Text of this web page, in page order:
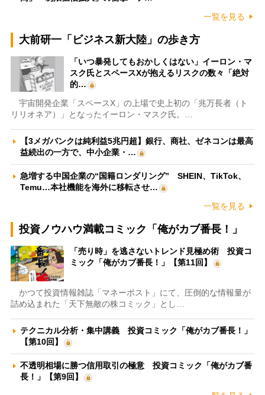
一覧を見る
大前研一「ビジネス新大陸」の歩き方
「いつ暴発してもおかしくはない」イーロン・マ
スク氏とスペースXが抱えるリスクの数々「絶対
的…
宇宙開発企業「スペースX」の上場で史上初の「兆万長者（ト
リリオネア）」となったイーロン・マスク氏。…
【3メガバンクは純利益5兆円超】銀行、商社、ゼネコンは最高
益続出の一方で、中小企業・…
急増する中国企業の“国籍ロンダリング” SHEIN、TikTok、
Temu…本社機能を海外に移転させ…
一覧を見る
投資ノウハウ満載コミック「俺がカブ番長！」
「売り時」を逃さないトレンド見極め術 投資コ
ミック「俺がカブ番長！」【第11回】
かつて投資情報雑誌「マネーポスト」にて、圧倒的な情報量が
詰め込まれた「天下無敵の株コミック」とし…
テクニカル分析・集中講義 投資コミック「俺がカブ番長！」
【第10回】
不透明相場に勝つ信用取引の極意 投資コミック「俺がカブ番
長！」【第9回】